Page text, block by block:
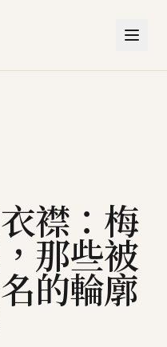
襟：梅
那些被
的輪廓